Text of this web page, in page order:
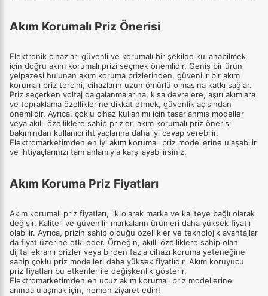
Akım Korumalı Priz Önerisi
Elektronik cihazları güvenli ve korumalı bir şekilde kullanabilmek
için doğru akım korumalı prizi seçmek önemlidir. Geniş bir ürün
yelpazesi bulunan akım koruma prizlerinden, güvenilir bir akım
korumalı priz tercihi, cihazların uzun ömürlü olmasına katkı sağlar.
Priz seçerken voltaj dalgalanmalarına, kısa devrelere, aşırı akımlara
ve topraklama özelliklerine dikkat etmek, güvenlik açısından
önemlidir. Ayrıca, çoklu cihaz kullanımı için tasarlanmış modeller
veya akıllı özelliklere sahip prizler, akım korumalı priz önerisi
bakımından kullanıcı ihtiyaçlarına daha iyi cevap verebilir.
Elektromarketim’den en iyi akım korumalı priz modellerine ulaşabilir
ve ihtiyaçlarınızı tam anlamıyla karşılayabilirsiniz.
Akım Koruma Priz Fiyatları
Akım korumalı priz fiyatları, ilk olarak marka ve kaliteye bağlı olarak
değişir. Kaliteli ve güvenilir markaların ürünleri daha yüksek fiyatlı
olabilir. Ayrıca, prizin sahip olduğu özellikler ve teknolojik avantajlar
da fiyat üzerine etki eder. Örneğin, akıllı özelliklere sahip olan
dijital ekranlı prizler veya birden fazla cihazı koruma yeteneğine
sahip çoklu priz modelleri daha yüksek fiyatlıdır. Akım koruyucu
priz fiyatları bu etkenler ile değişkenlik gösterir.
Elektromarketim’den en ucuz akım korumalı priz modellerine
anında ulaşmak için, hemen ziyaret edin!